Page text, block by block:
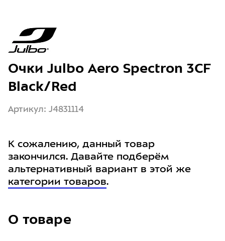
О товаре
Очки Julbo Aero Spectron 3CF
Black/Red
Артикул: J4831114
К сожалению, данный товар
закончился. Давайте подберём
альтернативный вариант в этой же
категории товаров.